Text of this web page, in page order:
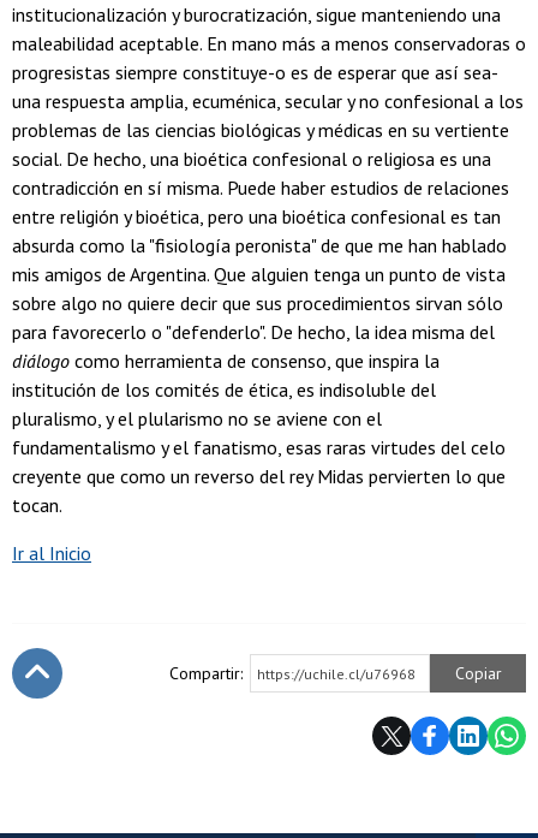
institucionalización y burocratización, sigue manteniendo una
maleabilidad aceptable. En mano más a menos conservadoras o
progresistas siempre constituye-o es de esperar que así sea-
una respuesta amplia, ecuménica, secular y no confesional a los
problemas de las ciencias biológicas y médicas en su vertiente
social. De hecho, una bioética confesional o religiosa es una
contradicción en sí misma. Puede haber estudios de relaciones
entre religión y bioética, pero una bioética confesional es tan
absurda como la "fisiología peronista" de que me han hablado
mis amigos de Argentina. Que alguien tenga un punto de vista
sobre algo no quiere decir que sus procedimientos sirvan sólo
para favorecerlo o "defenderlo". De hecho, la idea misma del
diálogo como herramienta de consenso, que inspira la
institución de los comités de ética, es indisoluble del
pluralismo, y el plularismo no se aviene con el
fundamentalismo y el fanatismo, esas raras virtudes del celo
creyente que como un reverso del rey Midas pervierten lo que
tocan.
Ir al Inicio
Compartir: https://uchile.cl/u76968 Copiar